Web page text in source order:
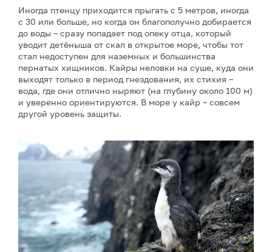
Иногда птенцу приходится прыгать с 5 метров, иногда
с 30 или больше, но когда он благополучно добирается
до воды – сразу попадает под опеку отца, который
уводит детёныша от скал в открытое море, чтобы тот
стал недоступен для наземных и большинства
пернатых хищников. Кайры неловки на суше, куда они
выходят только в период гнездования, их стихия –
вода, где они отлично ныряют (на глубину около 100 м)
и уверенно ориентируются. В море у кайр – совсем
другой уровень защиты.